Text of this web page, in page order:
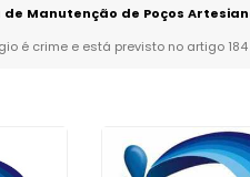
de Manutenção de Poços
é crime e está previsto no artigo